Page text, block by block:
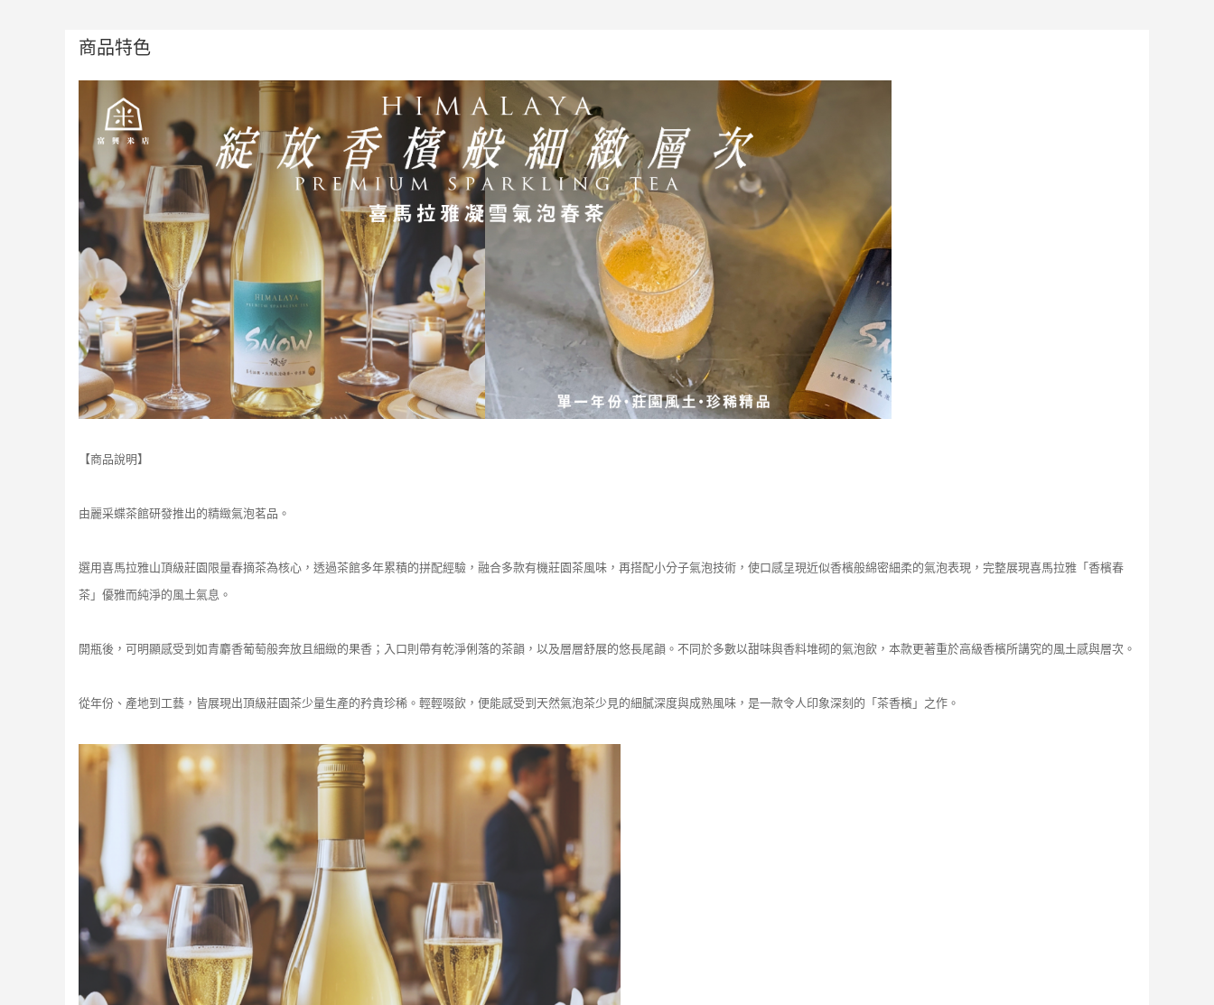
商品特色
【商品說明】
由麗采蝶茶館研發推出的精緻氣泡茗品。
選用喜馬拉雅山頂級莊園限量春摘茶為核心，透過茶館多年累積的拼配經驗，融合多款有機莊園茶風味，再搭配小分子氣泡技術，使口感呈現近似香檳般綿密細柔的氣泡表現，完整展現喜馬拉雅「香檳春
茶」優雅而純淨的風土氣息。
開瓶後，可明顯感受到如青麝香葡萄般奔放且細緻的果香；入口則帶有乾淨俐落的茶韻，以及層層舒展的悠長尾韻。不同於多數以甜味與香料堆砌的氣泡飲，本款更著重於高級香檳所講究的風土感與層次。
從年份、產地到工藝，皆展現出頂級莊園茶少量生產的矜貴珍稀。輕輕啜飲，便能感受到天然氣泡茶少見的細膩深度與成熟風味，是一款令人印象深刻的「茶香檳」之作。